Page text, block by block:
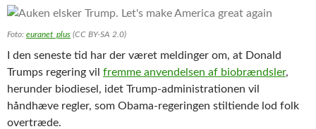
Foto: euranet_plus (CC BY-SA 2.0)
I den seneste tid har der været meldinger om, at Donald
Trumps regering vil fremme anvendelsen af biobrændsler,
herunder biodiesel, idet Trump-administrationen vil
håndhæve regler, som Obama-regeringen stiltiende lod folk
overtræde.